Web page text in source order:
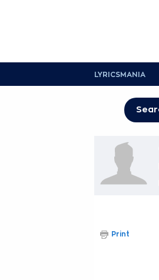
LYRICSMANIA
Print